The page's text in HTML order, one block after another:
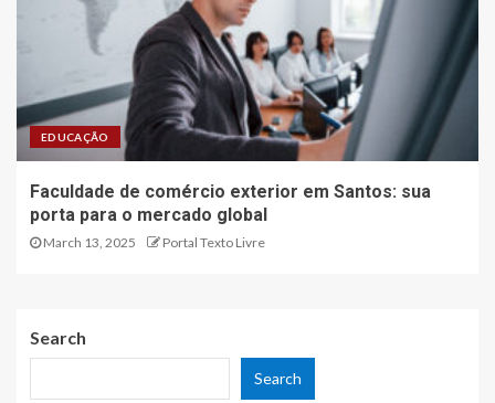
EDUCAÇÃO
Faculdade de comércio exterior em Santos: sua
porta para o mercado global
March 13, 2025 Portal Texto Livre
Search
Search